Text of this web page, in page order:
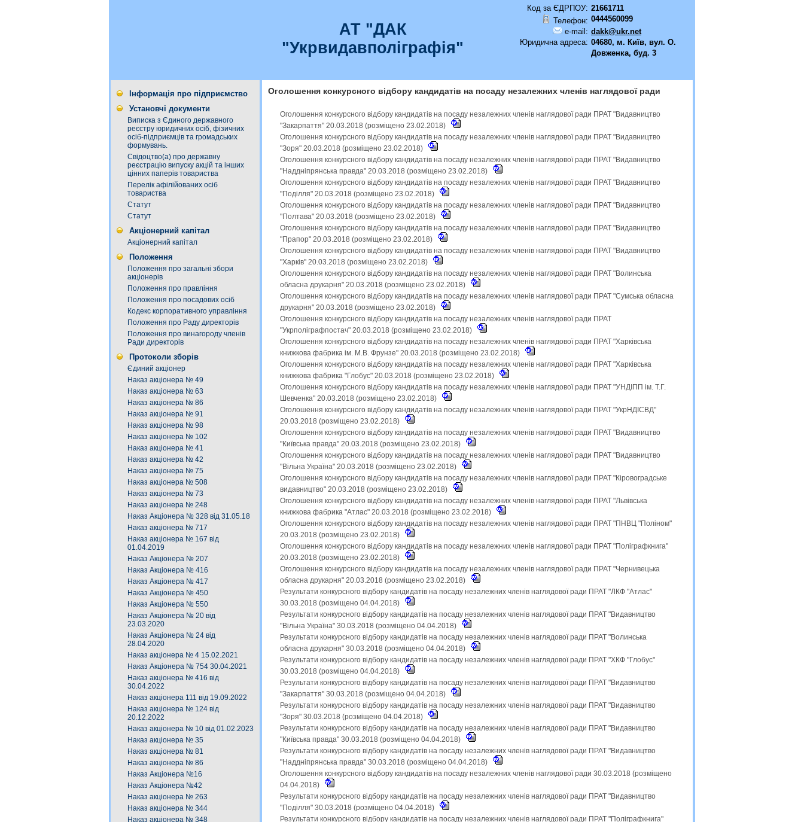
АТ "ДАК
"Укрвидавполіграфія"
Код за ЄДРПОУ: 21661711
Телефон: 0444560099
e-mail: dakk@ukr.net
Юридична адреса: 04680, м. Київ, вул. О.
Довженка, буд. 3
Інформація про підприємство
Установчі документи
Виписка з Єдиного державного
реєстру юридичних осіб, фізичних
осіб-підприємців та громадських
формувань.
Свідоцтво(а) про державну
реєстрацію випуску акцій та інших
цінних паперів товариства
Перелік афілійованих осіб
товариства
Статут
Статут
Акціонерний капітал
Акціонерний капітал
Положення
Положення про загальні збори
акціонерів
Положення про правління
Положення про посадових осіб
Кодекс корпоративного управління
Положення про Раду директорів
Положення про винагороду членів
Ради директорів
Протоколи зборів
Єдиний акціонер
Наказ акціонера № 49
Наказ акціонера № 63
Наказ акціонера № 86
Наказ акціонера № 91
Наказ акціонера № 98
Наказ акціонера № 102
Наказ акціонера № 41
Наказ акціонера № 42
Наказ акціонера № 75
Наказ акціонера № 508
Наказ акціонера № 73
Наказ акціонера № 248
Наказ Акціонера № 328 від 31.05.18
Наказ акціонера № 717
Наказ акціонера № 167 від
01.04.2019
Наказ Акціонера № 207
Наказ Акціонера № 416
Наказ Акціонера № 417
Наказ Акціонера № 450
Наказ Акціонера № 550
Наказ Акціонера № 20 від
23.03.2020
Наказ Акціонера № 24 від
28.04.2020
Наказ акціонера № 4 15.02.2021
Наказ Акціонера № 754 30.04.2021
Наказ акціонера № 416 від
30.04.2022
Наказ акціонера 111 від 19.09.2022
Наказ акціонера № 124 від
20.12.2022
Наказ акціонера № 10 від 01.02.2023
Наказ акціонера № 35
Наказ акціонера № 81
Наказ акціонера № 86
Наказ Акціонера №16
Наказ Акціонера №42
Наказ акціонера № 263
Наказ акціонера № 344
Наказ акціонера № 348
Оголошення конкурсного відбору кандидатів на посаду незалежних членів наглядової ради
Оголошення конкурсного відбору кандидатів на посаду незалежних членів наглядової ради ПРАТ "Видавництво
"Закарпаття" 20.03.2018 (розміщено 23.02.2018)
Оголошення конкурсного відбору кандидатів на посаду незалежних членів наглядової ради ПРАТ "Видавництво
"Зоря" 20.03.2018 (розміщено 23.02.2018)
Оголошення конкурсного відбору кандидатів на посаду незалежних членів наглядової ради ПРАТ "Видавництво
"Наддніпрянська правда" 20.03.2018 (розміщено 23.02.2018)
Оголошення конкурсного відбору кандидатів на посаду незалежних членів наглядової ради ПРАТ "Видавництво
"Поділля" 20.03.2018 (розміщено 23.02.2018)
Оголошення конкурсного відбору кандидатів на посаду незалежних членів наглядової ради ПРАТ "Видавництво
"Полтава" 20.03.2018 (розміщено 23.02.2018)
Оголошення конкурсного відбору кандидатів на посаду незалежних членів наглядової ради ПРАТ "Видавництво
"Прапор" 20.03.2018 (розміщено 23.02.2018)
Оголошення конкурсного відбору кандидатів на посаду незалежних членів наглядової ради ПРАТ "Видавництво
"Харків" 20.03.2018 (розміщено 23.02.2018)
Оголошення конкурсного відбору кандидатів на посаду незалежних членів наглядової ради ПРАТ "Волинська
обласна друкарня" 20.03.2018 (розміщено 23.02.2018)
Оголошення конкурсного відбору кандидатів на посаду незалежних членів наглядової ради ПРАТ "Сумська обласна
друкарня" 20.03.2018 (розміщено 23.02.2018)
Оголошення конкурсного відбору кандидатів на посаду незалежних членів наглядової ради ПРАТ
"Укрполіграфпостач" 20.03.2018 (розміщено 23.02.2018)
Оголошення конкурсного відбору кандидатів на посаду незалежних членів наглядової ради ПРАТ "Харківська
книжкова фабрика ім. М.В. Фрунзе" 20.03.2018 (розміщено 23.02.2018)
Оголошення конкурсного відбору кандидатів на посаду незалежних членів наглядової ради ПРАТ "Харківська
книжкова фабрика "Глобус" 20.03.2018 (розміщено 23.02.2018)
Оголошення конкурсного відбору кандидатів на посаду незалежних членів наглядової ради ПРАТ "УНДІПП ім. Т.Г.
Шевченка" 20.03.2018 (розміщено 23.02.2018)
Оголошення конкурсного відбору кандидатів на посаду незалежних членів наглядової ради ПРАТ "УкрНДІСВД"
20.03.2018 (розміщено 23.02.2018)
Оголошення конкурсного відбору кандидатів на посаду незалежних членів наглядової ради ПРАТ "Видавництво
"Київська правда" 20.03.2018 (розміщено 23.02.2018)
Оголошення конкурсного відбору кандидатів на посаду незалежних членів наглядової ради ПРАТ "Видавництво
"Вільна Україна" 20.03.2018 (розміщено 23.02.2018)
Оголошення конкурсного відбору кандидатів на посаду незалежних членів наглядової ради ПРАТ "Кіровоградське
видавництво" 20.03.2018 (розміщено 23.02.2018)
Оголошення конкурсного відбору кандидатів на посаду незалежних членів наглядової ради ПРАТ "Львівська
книжкова фабрика "Атлас" 20.03.2018 (розміщено 23.02.2018)
Оголошення конкурсного відбору кандидатів на посаду незалежних членів наглядової ради ПРАТ "ПНВЦ "Поліном"
20.03.2018 (розміщено 23.02.2018)
Оголошення конкурсного відбору кандидатів на посаду незалежних членів наглядової ради ПРАТ "Поліграфкнига"
20.03.2018 (розміщено 23.02.2018)
Оголошення конкурсного відбору кандидатів на посаду незалежних членів наглядової ради ПРАТ "Чернивецька
обласна друкарня" 20.03.2018 (розміщено 23.02.2018)
Результати конкурсного відбору кандидатів на посаду незалежних членів наглядової ради ПРАТ "ЛКФ "Атлас"
30.03.2018 (розміщено 04.04.2018)
Результати конкурсного відбору кандидатів на посаду незалежних членів наглядової ради ПРАТ "Видавництво
"Вільна Україна" 30.03.2018 (розміщено 04.04.2018)
Результати конкурсного відбору кандидатів на посаду незалежних членів наглядової ради ПРАТ "Волинська
обласна друкарня" 30.03.2018 (розміщено 04.04.2018)
Результати конкурсного відбору кандидатів на посаду незалежних членів наглядової ради ПРАТ "ХКФ "Глобус"
30.03.2018 (розміщено 04.04.2018)
Результати конкурсного відбору кандидатів на посаду незалежних членів наглядової ради ПРАТ "Видавництво
"Закарпаття" 30.03.2018 (розміщено 04.04.2018)
Результати конкурсного відбору кандидатів на посаду незалежних членів наглядової ради ПРАТ "Видавництво
"Зоря" 30.03.2018 (розміщено 04.04.2018)
Результати конкурсного відбору кандидатів на посаду незалежних членів наглядової ради ПРАТ "Видавництво
"Київська правда" 30.03.2018 (розміщено 04.04.2018)
Результати конкурсного відбору кандидатів на посаду незалежних членів наглядової ради ПРАТ "Видавництво
"Наддніпрянська правда" 30.03.2018 (розміщено 04.04.2018)
Оголошення конкурсного відбору кандидатів на посаду незалежних членів наглядової ради 30.03.2018 (розміщено
04.04.2018)
Результати конкурсного відбору кандидатів на посаду незалежних членів наглядової ради ПРАТ "Видавництво
"Поділля" 30.03.2018 (розміщено 04.04.2018)
Результати конкурсного відбору кандидатів на посаду незалежних членів наглядової ради ПРАТ "Поліграфкнига"